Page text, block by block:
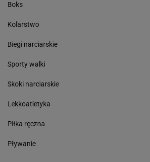
Boks
Kolarstwo
Biegi narciarskie
Sporty walki
Skoki narciarskie
Lekkoatletyka
Piłka ręczna
Pływanie